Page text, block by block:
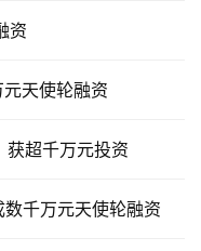
资
天使轮融资
超千万元投资
千万元天使轮融资